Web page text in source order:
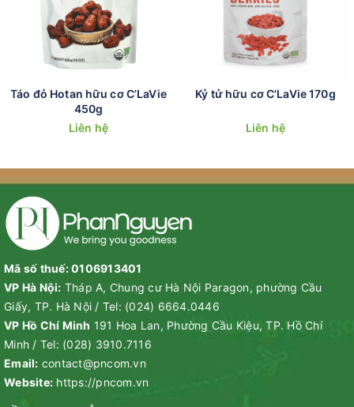
Táo đỏ Hotan hữu cơ C’LaVie
450g
Liên hệ
Kỷ tử hữu cơ C'LaVie 170g
Liên hệ
Mã số thuế: 0106913401
VP Hà Nội: Tháp A, Chung cư Hà Nội Paragon, phường Cầu
Giấy, TP. Hà Nội / Tel: (024) 6664.0446
VP Hồ Chí Minh 191 Hoa Lan, Phường Cầu Kiệu, TP. Hồ Chí
Minh / Tel: (028) 3910.7116
Email: contact@pncom.vn
Website: https://pncom.vn